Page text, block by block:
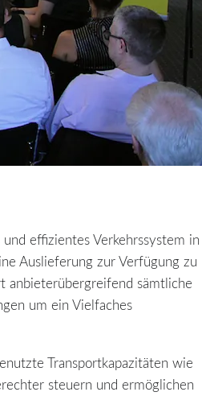
effizientes Verkehrssystem in
Auslieferung zur Verfügung zu
anbieterübergreifend sämtliche
um ein Vielfaches
Transportkapazitäten wie
steuern und ermöglichen